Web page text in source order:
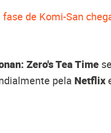
fase de Komi-San
Zero's Tea Time
pela Netflix